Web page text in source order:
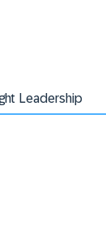
Leadership